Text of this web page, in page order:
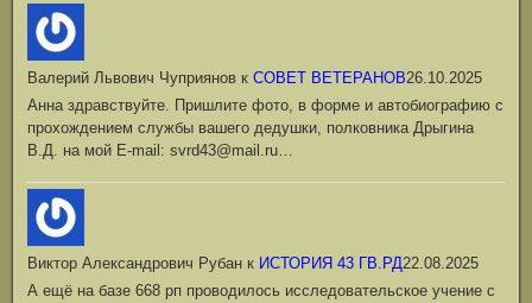
Валерий Львович Чуприянов к СОВЕТ ВЕТЕРАНОВ26.10.2025
Анна здравствуйте. Пришлите фото, в форме и автобиографию с
прохождением службы вашего дедушки, полковника Дрыгина
В.Д. на мой Е-mail: svrd43@mail.ru…
Виктор Александрович Рубан к ИСТОРИЯ 43 ГВ.РД22.08.2025
А ещё на базе 668 рп проводилось исследовательское учение с